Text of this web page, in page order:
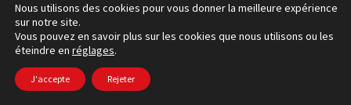
Nous utilisons des cookies pour vous donner la meilleure expérience
sur notre site.
Vous pouvez en savoir plus sur les cookies que nous utilisons ou les
éteindre en réglages.
J'accepte Rejeter